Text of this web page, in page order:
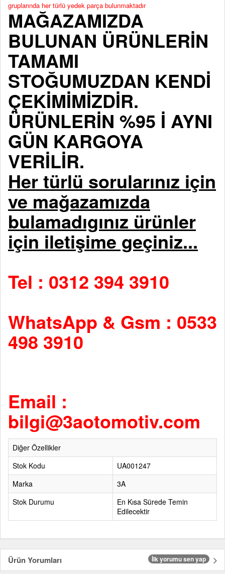
gruplarında her türlü yedek parça bulunmaktadır
MAĞAZAMIZDA
BULUNAN ÜRÜNLERİN
TAMAMI
STOĞUMUZDAN KENDİ
ÇEKİMİMİZDİR.
ÜRÜNLERİN %95 İ AYNI
GÜN KARGOYA
VERİLİR.
Her türlü sorularınız için
ve mağazamızda
bulamadıgınız ürünler
için iletişime geçiniz...
Tel : 0312 394 3910
WhatsApp & Gsm : 0533
498 3910
Email :
bilgi@3aotomotiv.com
Diğer Özellikler
Stok Kodu
UA001247
Marka
3A
Stok Durumu
En Kısa Sürede Temin
Edilecektir
Ürün Yorumları İlk yorumu sen yap